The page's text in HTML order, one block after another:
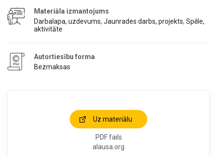
Materiāla izmantojums
Darbalapa, uzdevums, Jaunrades darbs, projekts, Spēle,
aktivitāte
Autortiesību forma
Bezmaksas
Uz materiālu
PDF fails
alausa.org